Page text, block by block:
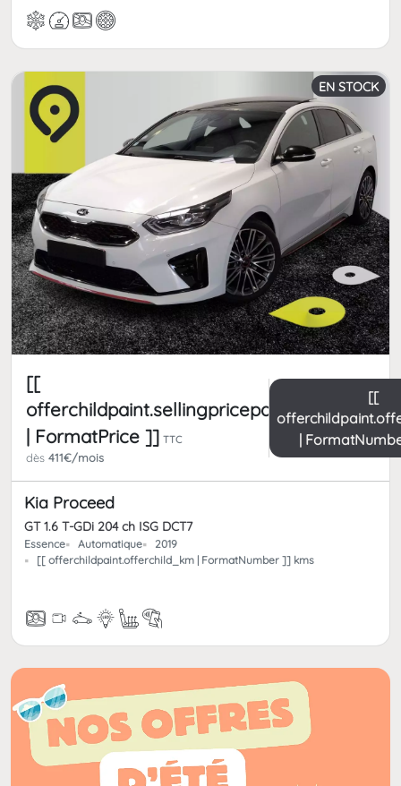
EN STOCK
[[
offerchildpaint.sellingpricepart_ttc
| FormatPrice ]] TTC
dès 411€/mois
[[
|
Kia Proceed
GT 1.6 T-GDi 204 ch ISG DCT7
Essence Automatique
2019
[[ offerchildpaint.offerchild_km | FormatNumber ]] kms